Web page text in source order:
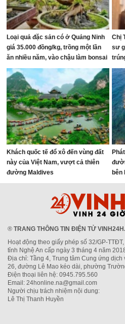
Loại quả đặc sản có ở Quảng Ninh
giá 35.000 đồng/kg, trồng một lần
ăn nhiều năm, vào chậu làm bonsai
giúp chiêu tài
Chị
sư
Khách quốc tế đổ xô đến vùng đất
này của Việt Nam, vượt cả thiên
đường Maldives
bên
triệu
® TRANG THÔNG TIN ĐIỆN TỬ
Hoạt động theo giấy phép số 32/GP-
tỉnh Nghệ An cấp ngày 3 tháng 4 năm
Địa chỉ: Tầng 4, Trung tâm Cung ứng
26, đường Lê Mao kéo dài, phường
Điện thoại liên hệ: 0945.795.560
Email: 24honline.na@gmail.com
Người chịu trách nhiệm nội dung:
Lê Thị Thanh Huyền